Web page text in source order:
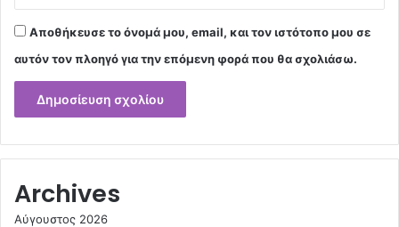
Αποθήκευσε το όνομά μου, email, και τον ιστότοπο μου σε
αυτόν τον πλοηγό για την επόμενη φορά που θα σχολιάσω.
Archives
Αύγουστος 2026